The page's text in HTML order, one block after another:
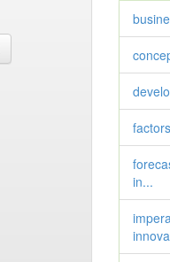
factors
in...